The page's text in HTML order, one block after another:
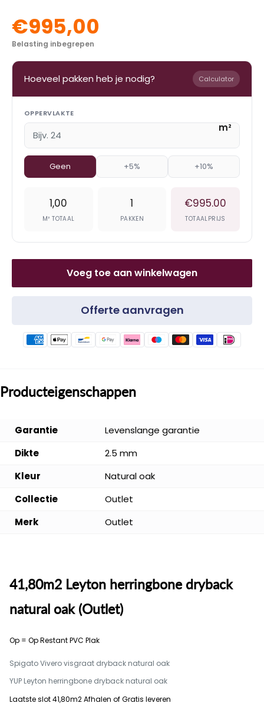
€995,00
Belasting inbegrepen
Hoeveel pakken heb je nodig? Calculator
OPPERVLAKTE
m²
Geen +5% +10%
1,00
M² TOTAAL
1
PAKKEN
€995.00
TOTAALPRIJS
Voeg toe aan winkelwagen
Offerte aanvragen
Producteigenschappen
Garantie
Levenslange garantie
Dikte
2.5 mm
Kleur
Natural oak
Collectie
Outlet
Merk
Outlet
41,80m2 Leyton herringbone dryback
natural oak (Outlet)
Op = Op Restant PVC Plak
Spigato Vivero visgraat dryback natural oak
YUP Leyton herringbone dryback natural oak
Laatste slot 41,80m2 Afhalen of Gratis leveren